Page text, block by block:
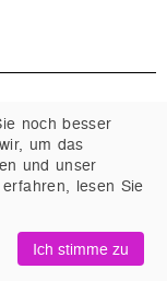
noch besser
um das
und unser
lesen Sie
Ich stimme zu